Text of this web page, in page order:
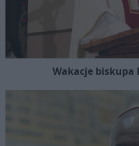
Wakacje biskupa